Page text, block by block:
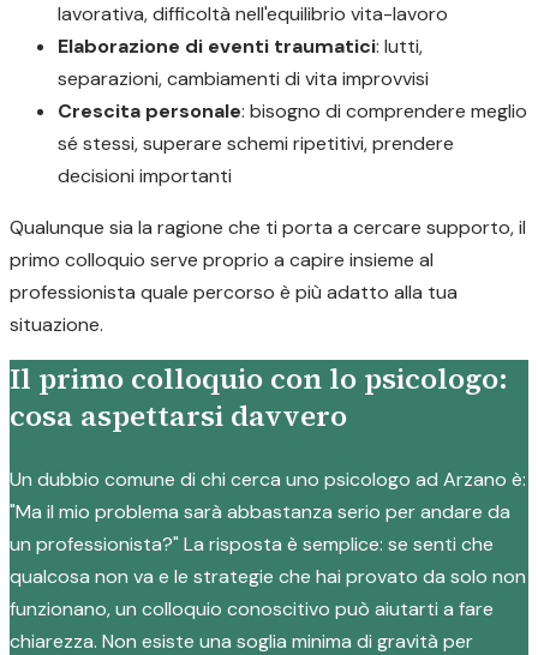
lavorativa, difficoltà nell'equilibrio vita-lavoro
Elaborazione di eventi traumatici: lutti,
separazioni, cambiamenti di vita improvvisi
Crescita personale: bisogno di comprendere meglio
sé stessi, superare schemi ripetitivi, prendere
decisioni importanti
Qualunque sia la ragione che ti porta a cercare supporto, il
primo colloquio serve proprio a capire insieme al
professionista quale percorso è più adatto alla tua
situazione.
Il primo colloquio con lo psicologo:
cosa aspettarsi davvero
Un dubbio comune di chi cerca uno psicologo ad Arzano è:
"Ma il mio problema sarà abbastanza serio per andare da
un professionista?" La risposta è semplice: se senti che
qualcosa non va e le strategie che hai provato da solo non
funzionano, un colloquio conoscitivo può aiutarti a fare
chiarezza. Non esiste una soglia minima di gravità per